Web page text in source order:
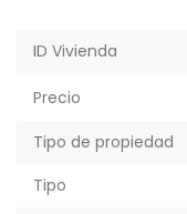
ID Vivienda
Precio
Tipo de propiedad
Tipo